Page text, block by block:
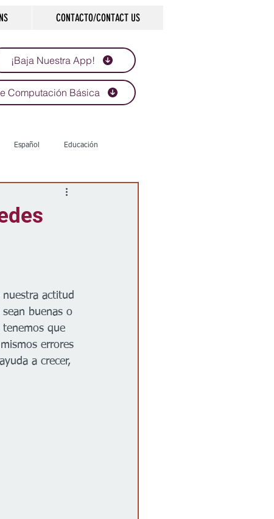
CONTACTO/CONTACT US
¡Baja Nuestra App!
Computación Básica
Español Educación
actitud
buenas o
que
errores
a crecer,